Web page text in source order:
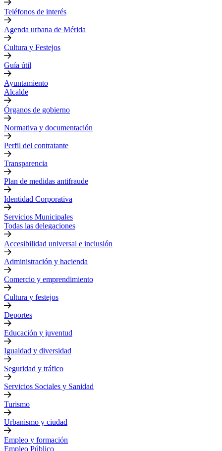
Teléfonos de interés
Agenda urbana de Mérida
Cultura y Festejos
Guía útil
Ayuntamiento
Alcalde
Órganos de gobierno
Normativa y documentación
Perfil del contratante
Transparencia
Plan de medidas antifraude
Identidad Corporativa
Servicios Municipales
Todas las delegaciones
Accesibilidad universal e inclusión
Administración y hacienda
Comercio y emprendimiento
Cultura y festejos
Deportes
Educación y juventud
Igualdad y diversidad
Seguridad y tráfico
Servicios Sociales y Sanidad
Turismo
Urbanismo y ciudad
Empleo y formación
Empleo Público